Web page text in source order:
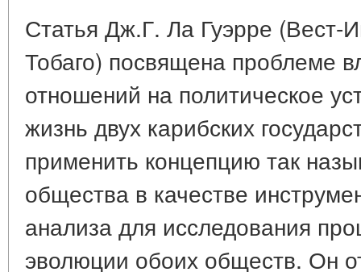
Статья Дж.Г. Ла Гуэрре (Вест-
Тобаго) посвящена проблеме
отношений на политическое
жизнь двух карибских
применить концепцию так
общества в качестве
анализа для исследования
эволюции обоих обществ. Он